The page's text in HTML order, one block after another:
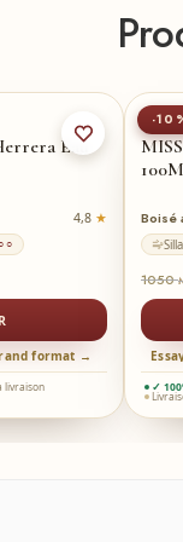
Eau
4,8
format →
livraison
-
DIOR
Boisé
1050
✓